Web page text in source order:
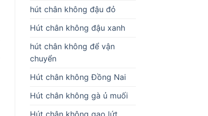
hút chân không đậu đỏ
Hút chân không đậu xanh
hút chân không để vận
chuyển
Hút chân không Đồng Nai
Hút chân không gà ủ muối
Hút chân không gạo lứt